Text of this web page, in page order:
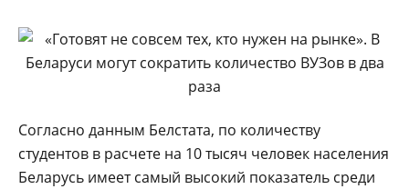
Согласно данным Белстата, по количеству
студентов в расчете на 10 тысяч человек населения
Беларусь имеет самый высокий показатель среди